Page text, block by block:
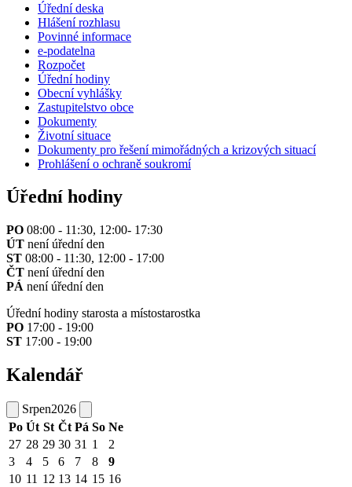
Úřední deska
Hlášení rozhlasu
Povinné informace
e-podatelna
Rozpočet
Úřední hodiny
Obecní vyhlášky
Zastupitelstvo obce
Dokumenty
Životní situace
Dokumenty pro řešení mimořádných a krizových situací
Prohlášení o ochraně soukromí
Úřední hodiny
PO 08:00 - 11:30, 12:00- 17:30
ÚT není úřední den
ST 08:00 - 11:30, 12:00 - 17:00
ČT není úřední den
PÁ není úřední den
Úřední hodiny starosta a místostarostka
PO 17:00 - 19:00
ST 17:00 - 19:00
Kalendář
Srpen2026
Po Út St Čt Pá So Ne
27 28 29 30 31 1
2
3
4 5 6 7 8
9
10 11 12 13 14 15 16